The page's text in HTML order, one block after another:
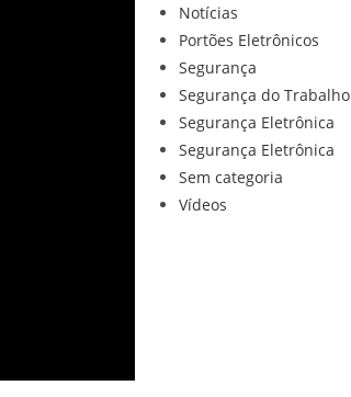
Notícias
Portões Eletrônicos
Segurança
Segurança do Trabalho
Segurança Eletrônica
Segurança Eletrônica
Sem categoria
Vídeos